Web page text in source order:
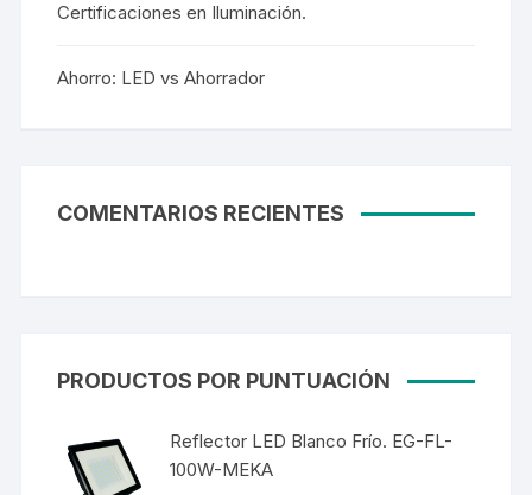
Certificaciones en Iluminación.
Ahorro: LED vs Ahorrador
COMENTARIOS RECIENTES
PRODUCTOS POR PUNTUACIÓN
Reflector LED Blanco Frío. EG-FL-
100W-MEKA